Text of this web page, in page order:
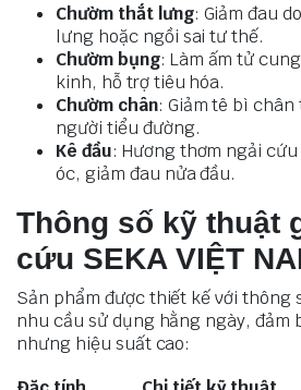
Chườm thắt lưng: Giảm đau
lưng hoặc ngồi sai tư thế.
Chườm bụng: Làm ấm tử
kinh, hỗ trợ tiêu hóa.
Chườm chân: Giảm tê bì chân
người tiểu đường.
Kê đầu: Hương thơm ngải
óc, giảm đau nửa đầu.
Thông số kỹ thuật
cứu SEKA VIỆT
Sản phẩm được thiết kế với thông
nhu cầu sử dụng hằng ngày, đảm
nhưng hiệu suất cao: